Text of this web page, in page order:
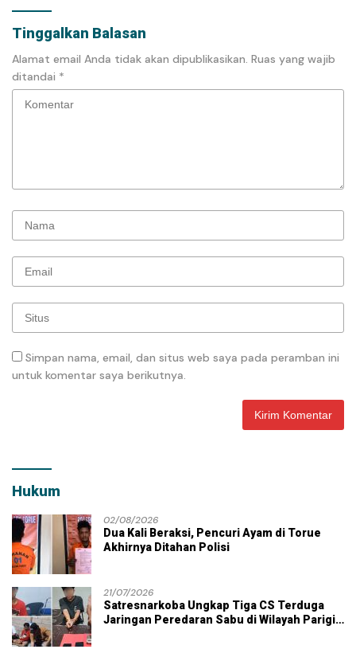
Tinggalkan Balasan
Alamat email Anda tidak akan dipublikasikan. Ruas yang wajib
ditandai *
Simpan nama, email, dan situs web saya pada peramban ini
untuk komentar saya berikutnya.
Hukum
02/08/2026
Dua Kali Beraksi, Pencuri Ayam di Torue
Akhirnya Ditahan Polisi
21/07/2026
Satresnarkoba Ungkap Tiga CS Terduga
Jaringan Peredaran Sabu di Wilayah Parigi